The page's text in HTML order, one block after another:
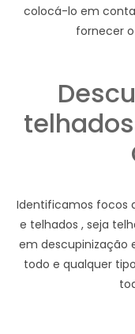
colocá-lo em
fornecer
Identificamos focos
e telhados , seja
em descupinização
todo e qualquer